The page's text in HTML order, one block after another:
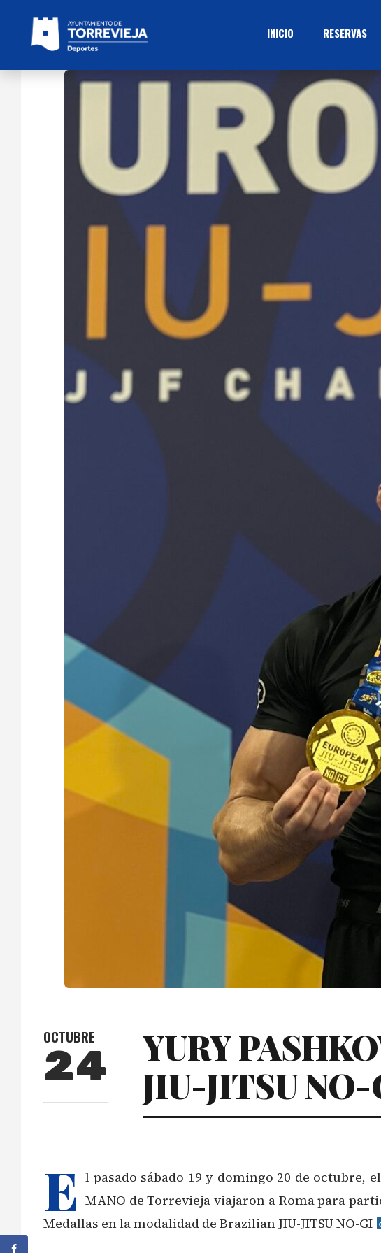
INICIO RESERVAS
OCTUBRE
24
YURY
JIU-JITSU
E l pasado sábado 19 y domingo 20 de octubre,
MANO de Torrevieja viajaron a Roma para
Medallas en la modalidad de Brazilian JIU-JITSU NO-GI ‍